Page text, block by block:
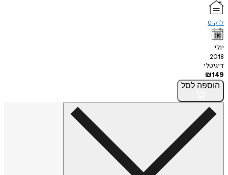
לוקוס
יולי
2018
דיגיטלי
₪149
הוספה לסל